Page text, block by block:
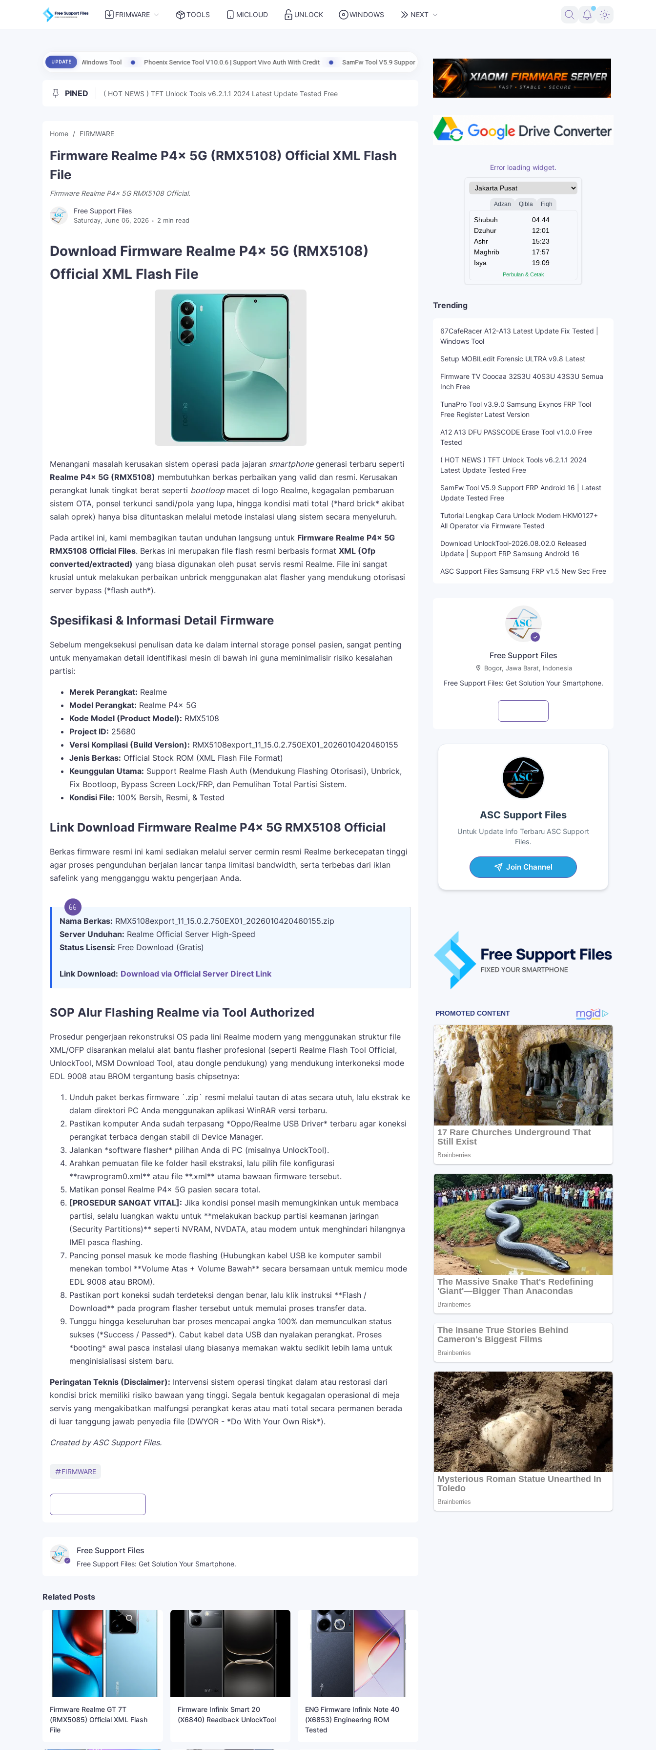
FRIMWARE TOOLS MICLOUD UNLOCK WINDOWS NEXT
UPDATE
Tested | Windows Tool Phoenix Service Tool V10.0.6 | Support Vivo Auth With Credit SamFw Tool V5.9 Support FRP Android 16 | Latest Update Tested Free
PINED ( HOT NEWS ) TFT Unlock Tools v6.2.1.1 2024 Latest Update Tested Free
Home FIRMWARE
Firmware Realme P4x 5G (RMX5108) Official XML Flash
File
Firmware Realme P4x 5G RMX5108 Official.
Free Support Files
Saturday, June 06, 2026 2 min read
Download Firmware Realme P4x 5G (RMX5108)
Official XML Flash File
Menangani masalah kerusakan sistem operasi pada jajaran smartphonegenerasi terbaru seperti
Realme P4x 5G (RMX5108) membutuhkan berkas perbaikan yang valid dan resmi. Kerusakan
perangkat lunak tingkat berat seperti bootloopmacet di logo Realme, kegagalan pembaruan
sistem OTA, ponsel terkunci sandi/pola yang lupa, hingga kondisi mati total (*hard brick* akibat
salah oprek) hanya bisa dituntaskan melalui metode instalasi ulang sistem secara menyeluruh.
Pada artikel ini, kami membagikan tautan unduhan langsung untuk Firmware Realme P4x 5G
RMX5108 Official Files. Berkas ini merupakan file flash resmi berbasis format XML (Ofp
converted/extracted) yang biasa digunakan oleh pusat servis resmi Realme. File ini sangat
krusial untuk melakukan perbaikan unbrick menggunakan alat flasher yang mendukung otorisasi
server bypass (*flash auth*).
Spesifikasi & Informasi Detail Firmware
Sebelum mengeksekusi penulisan data ke dalam internal storage ponsel pasien, sangat penting
untuk menyamakan detail identifikasi mesin di bawah ini guna meminimalisir risiko kesalahan
partisi:
Merek Perangkat: Realme
Model Perangkat: Realme P4x 5G
Kode Model (Product Model): RMX5108
Project ID: 25680
Versi Kompilasi (Build Version): RMX5108export_11_15.0.2.750EX01_2026010420460155
Jenis Berkas: Official Stock ROM (XML Flash File Format)
Keunggulan Utama: Support Realme Flash Auth (Mendukung Flashing Otorisasi), Unbrick,
Fix Bootloop, Bypass Screen Lock/FRP, dan Pemulihan Total Partisi Sistem.
Kondisi File: 100% Bersih, Resmi, & Tested
Link Download Firmware Realme P4x 5G RMX5108 Official
Berkas firmware resmi ini kami sediakan melalui server cermin resmi Realme berkecepatan tinggi
agar proses pengunduhan berjalan lancar tanpa limitasi bandwidth, serta terbebas dari iklan
safelink yang mengganggu waktu pengerjaan Anda.
Nama Berkas: RMX5108export_11_15.0.2.750EX01_2026010420460155.zip
Server Unduhan: Realme Official Server High-Speed
Status Lisensi: Free Download (Gratis)
Link Download: Download via Official Server Direct Link
SOP Alur Flashing Realme via Tool Authorized
Prosedur pengerjaan rekonstruksi OS pada lini Realme modern yang menggunakan struktur file
XML/OFP disarankan melalui alat bantu flasher profesional (seperti Realme Flash Tool Official,
UnlockTool, MSM Download Tool, atau dongle pendukung) yang mendukung interkoneksi mode
EDL 9008 atau BROM tergantung basis chipsetnya:
Unduh paket berkas firmware `.zip` resmi melalui tautan di atas secara utuh, lalu ekstrak ke
dalam direktori PC Anda menggunakan aplikasi WinRAR versi terbaru.
Pastikan komputer Anda sudah terpasang *Oppo/Realme USB Driver* terbaru agar koneksi
perangkat terbaca dengan stabil di Device Manager.
Jalankan *software flasher* pilihan Anda di PC (misalnya UnlockTool).
Arahkan pemuatan file ke folder hasil ekstraksi, lalu pilih file konfigurasi
**rawprogram0.xml** atau file **.xml** utama bawaan firmware tersebut.
Matikan ponsel Realme P4x 5G pasien secara total.
[PROSEDUR SANGAT VITAL]: Jika kondisi ponsel masih memungkinkan untuk membaca
partisi, selalu luangkan waktu untuk **melakukan backup partisi keamanan jaringan
(Security Partitions)** seperti NVRAM, NVDATA, atau modem untuk menghindari hilangnya
IMEI pasca flashing.
Pancing ponsel masuk ke mode flashing (Hubungkan kabel USB ke komputer sambil
menekan tombol **Volume Atas + Volume Bawah** secara bersamaan untuk memicu mode
EDL 9008 atau BROM).
Pastikan port koneksi sudah terdeteksi dengan benar, lalu klik instruksi **Flash /
Download** pada program flasher tersebut untuk memulai proses transfer data.
Tunggu hingga keseluruhan bar proses mencapai angka 100% dan memunculkan status
sukses (*Success / Passed*). Cabut kabel data USB dan nyalakan perangkat. Proses
*booting* awal pasca instalasi ulang biasanya memakan waktu sedikit lebih lama untuk
menginisialisasi sistem baru.
Peringatan Teknis (Disclaimer): Intervensi sistem operasi tingkat dalam atau restorasi dari
kondisi brick memiliki risiko bawaan yang tinggi. Segala bentuk kegagalan operasional di meja
servis yang mengakibatkan malfungsi perangkat keras atau mati total secara permanen berada
di luar tanggung jawab penyedia file (DWYOR - *Do With Your Own Risk*).
Created by ASC Support Files.
FIRMWARE
Free Support Files
Free Support Files: Get Solution Your Smartphone.
Related Posts
Firmware Realme GT 7T
(RMX5085) Official XML Flash
File
Firmware Infinix Smart 20
(X6840) Readback UnlockTool
ENG Firmware Infinix Note 40
(X6853) Engineering ROM
Tested
Error loading widget.
Trending
67CafeRacer A12-A13 Latest Update Fix Tested |
Windows Tool
Setup MOBILedit Forensic ULTRA v9.8 Latest
Firmware TV Coocaa 32S3U 40S3U 43S3U Semua
Inch Free
TunaPro Tool v3.9.0 Samsung Exynos FRP Tool
Free Register Latest Version
A12 A13 DFU PASSCODE Erase Tool v1.0.0 Free
Tested
( HOT NEWS ) TFT Unlock Tools v6.2.1.1 2024
Latest Update Tested Free
SamFw Tool V5.9 Support FRP Android 16 | Latest
Update Tested Free
Tutorial Lengkap Cara Unlock Modem HKM0127+
All Operator via Firmware Tested
Download UnlockTool-2026.08.02.0 Released
Update | Support FRP Samsung Android 16
ASC Support Files Samsung FRP v1.5 New Sec Free
Free Support Files
Bogor, Jawa Barat, Indonesia
Free Support Files: Get Solution Your Smartphone.
ASC Support Files
Untuk Update Info Terbaru ASC Support
Files.
Join Channel